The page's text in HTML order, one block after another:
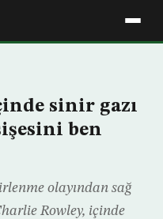
sinir gazı
ben
olayından sağ
Rowley, içinde